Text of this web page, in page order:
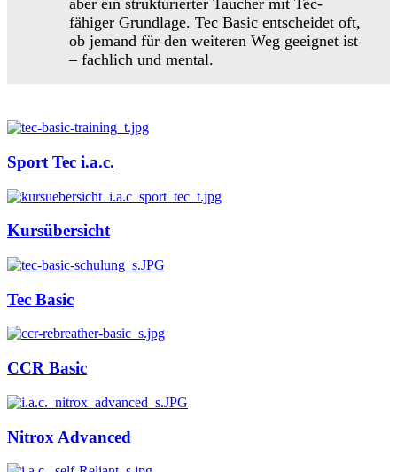
aber ein strukturierter Taucher mit Tec-
fähiger Grundlage. Tec Basic entscheidet oft,
ob jemand für den weiteren Weg geeignet ist
– fachlich und mental.
Sport Tec i.a.c.
Kursübersicht
Tec Basic
CCR Basic
Nitrox Advanced